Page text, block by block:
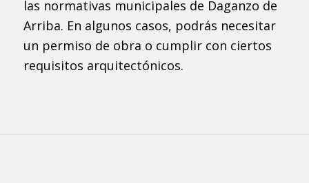
las normativas municipales de Daganzo de
Arriba. En algunos casos, podrás necesitar
un permiso de obra o cumplir con ciertos
requisitos arquitectónicos.